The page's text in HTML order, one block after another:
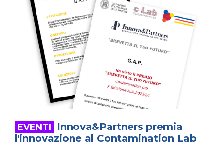
Innova&Partners premia
l'innovazione al Contamination Lab